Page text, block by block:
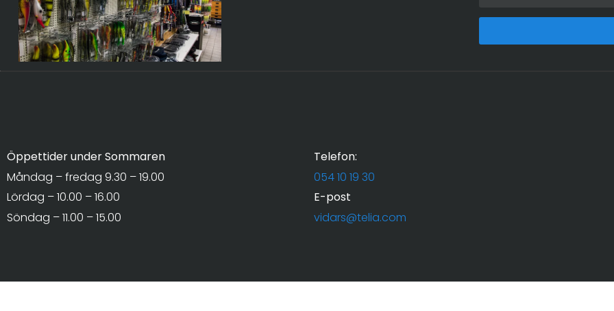
Öppettider under Sommaren
Måndag – fredag 9.30 – 19.00
Lördag – 10.00 – 16.00
Söndag – 11.00 – 15.00
Telefon:
054 10 19 30
E-post
vidars@telia.com